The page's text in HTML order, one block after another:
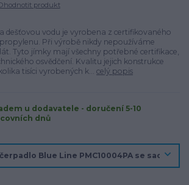
produkt
dešťovou vodu je vyrobena z certifikovaného
Při výrobě nikdy nepoužíváme
Tyto jímky mají všechny potřebné certifikace,
osvědčení. Kvalitu jejich konstrukce
tisíci vyrobených k... celý popis
u dodavatele - doručení 5-10
dnů